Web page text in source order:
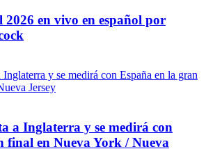
en vivo en español por
a Inglaterra y se medirá con
final en Nueva York /Nueva